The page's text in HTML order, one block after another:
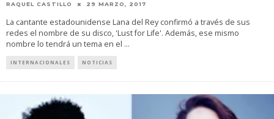
RAQUEL CASTILLO 29 MARZO, 2017
La cantante estadounidense Lana del Rey confirmó a través de sus
redes el nombre de su disco, 'Lust for Life'. Además, ese mismo
nombre lo tendrá un tema en el ...
INTERNACIONALES NOTICIAS